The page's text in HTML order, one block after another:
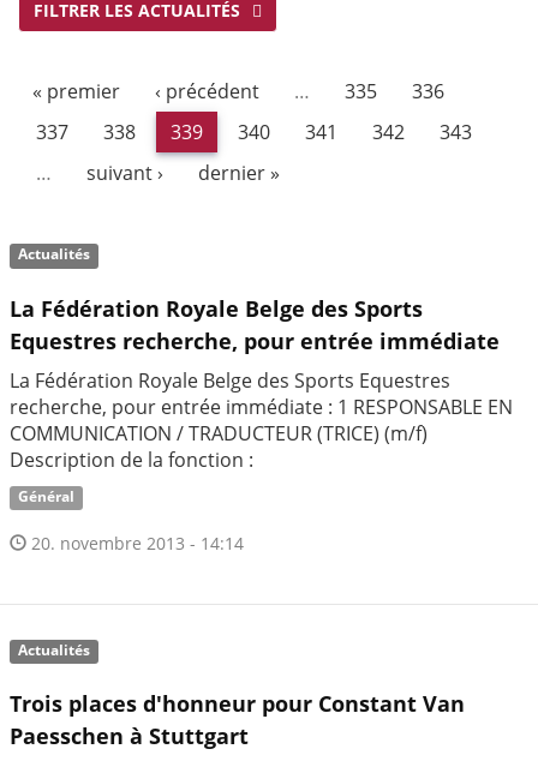
FILTRER LES ACTUALITÉS
« premier ‹ précédent … 335
336
337
338 339 340 341 342
343
…
suivant › dernier »
Actualités
La Fédération Royale Belge des Sports
Equestres recherche, pour entrée immédiate
La Fédération Royale Belge des Sports Equestres
recherche, pour entrée immédiate : 1 RESPONSABLE EN
COMMUNICATION / TRADUCTEUR (TRICE) (m/f)
Description de la fonction :
Général
20. novembre 2013 - 14:14
Actualités
Trois places d'honneur pour Constant Van
Paesschen à Stuttgart